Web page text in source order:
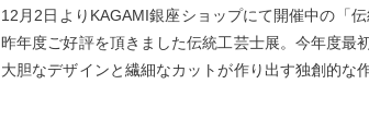
12月2日よりKAGAMI銀座ショップにて開催中の
昨年度ご好評を頂きました伝統工芸士展。今年度最
大胆なデザインと繊細なカットが作り出す独創的な